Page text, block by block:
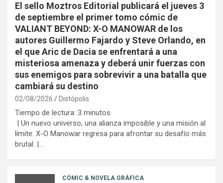
El sello Moztros Editorial publicará el jueves 3
de septiembre el primer tomo cómic de
VALIANT BEYOND: X-O MANOWAR de los
autores Guillermo Fajardo y Steve Orlando, en
el que Aric de Dacia se enfrentará a una
misteriosa amenaza y deberá unir fuerzas con
sus enemigos para sobrevivir a una batalla que
cambiará su destino
02/08/2026 Distópolis
Tiempo de lectura: 3 minutos
| Un nuevo universo, una alianza imposible y una misión al
límite: X-O Manowar regresa para afrontar su desafío más
brutal. |…
CÓMIC & NOVELA GRÁFICA